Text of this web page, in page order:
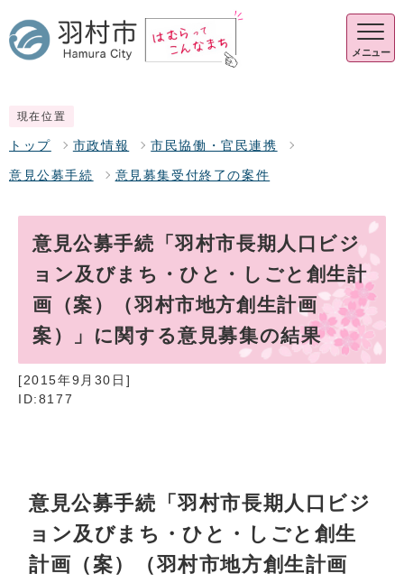
メニュー
現在位置
トップ 市政情報 市民協働・官民連携
意見公募手続 意見募集受付終了の案件
意見公募手続「羽村市長期人口ビジ
ョン及びまち・ひと・しごと創生計
画（案）（羽村市地方創生計画
案）」に関する意見募集の結果
[2015年9月30日]
ID:8177
意見公募手続「羽村市長期人口ビジ
ョン及びまち・ひと・しごと創生
計画（案）（羽村市地方創生計画